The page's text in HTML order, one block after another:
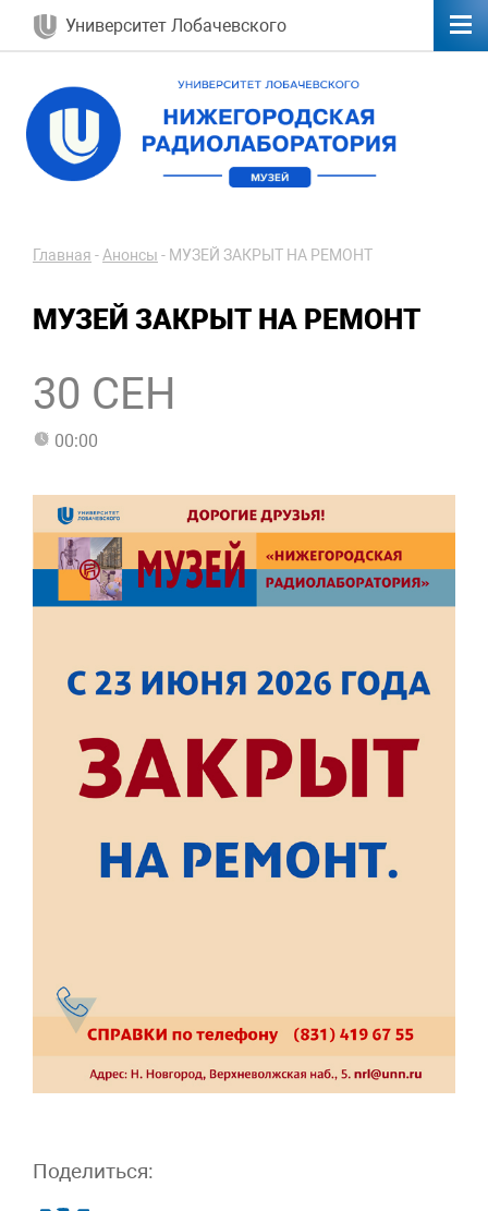
Университет Лобачевского
Главная -Анонсы - МУЗЕЙ ЗАКРЫТ НА РЕМОНТ
МУЗЕЙ ЗАКРЫТ НА РЕМОНТ
30 СЕН
00:00
Поделиться: